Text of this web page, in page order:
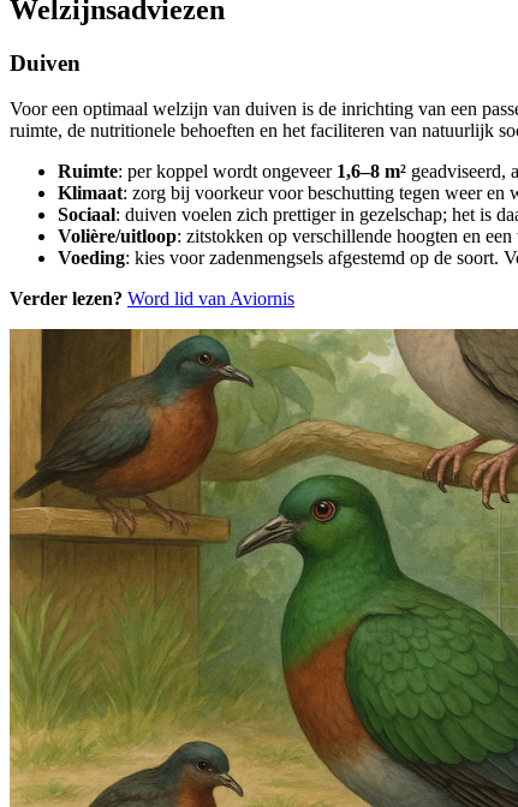
Welzijnsadviezen
Duiven
Voor een optimaal welzijn van duiven is de inrichting van een
ruimte, de nutritionele behoeften en het faciliteren van natuurlijk
Ruimte: per koppel wordt ongeveer 1,6–8 m² geadviseerd,
Klimaat: zorg bij voorkeur voor beschutting tegen weer
Sociaal: duiven voelen zich prettiger in gezelschap; het is
Volière/uitloop: zitstokken op verschillende hoogten en
Voeding: kies voor zadenmengsels afgestemd op de soort.
Verder lezen? Word lid van Aviornis